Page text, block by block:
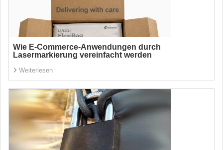
Wie E-Commerce-Anwendungen durch
Lasermarkierung vereinfacht werden
Weiterlesen